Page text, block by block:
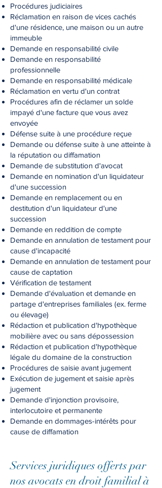
Procédures judiciaires
Réclamation en raison de vices cachés
d'une résidence, une maison ou un autre
immeuble
Demande en responsabilité civile
Demande en responsabilité
professionnelle
Demande en responsabilité médicale
Réclamation en vertu d'un contrat
Procédures afin de réclamer un solde
impayé d'une facture que vous avez
envoyée
Défense suite à une procédure reçue
Demande ou défense suite à une atteinte à
la réputation ou diffamation
Demande de substitution d'avocat
Demande en nomination d'un liquidateur
d'une succession
Demande en remplacement ou en
destitution d'un liquidateur d'une
succession
Demande en reddition de compte
Demande en annulation de testament pour
cause d'incapacité
Demande en annulation de testament pour
cause de captation
Vérification de testament
Demande d'évaluation et demande en
partage d'entreprises familiales (ex. ferme
ou élevage)
Rédaction et publication d'hypothèque
mobilière avec ou sans dépossession
Rédaction et publication d'hypothèque
légale du domaine de la construction
Procédures de saisie avant jugement
Exécution de jugement et saisie après
jugement
Demande d'injonction provisoire,
interlocutoire et permanente
Demande en dommages-intérêts pour
cause de diffamation
Services juridiques offerts par
nos avocats en droit familial à